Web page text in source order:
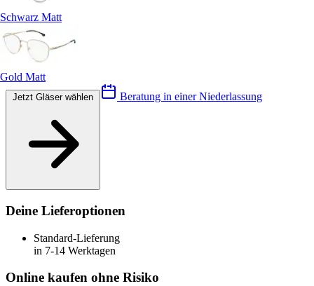
Schwarz Matt
Gold Matt
Beratung in einer Niederlassung
Deine Lieferoptionen
Standard-Lieferung
in 7-14 Werktagen
Online kaufen ohne Risiko